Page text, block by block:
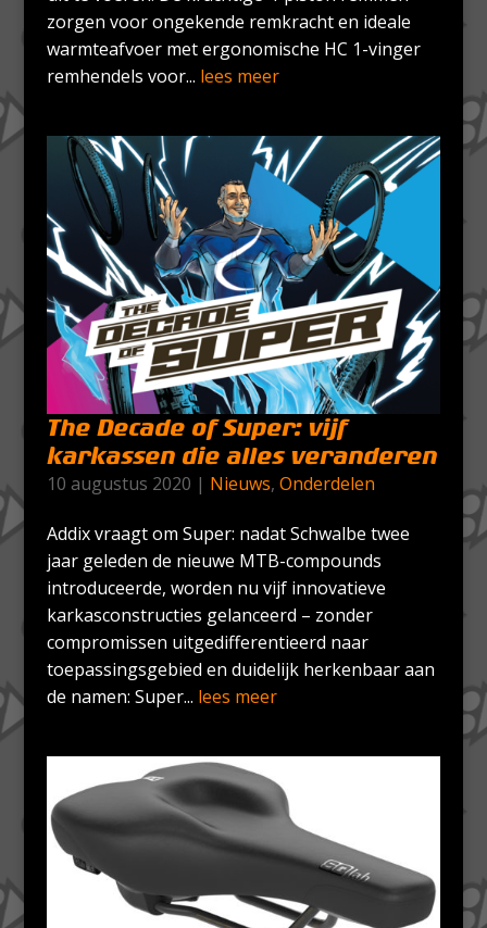
zorgen voor ongekende remkracht en ideale
warmteafvoer met ergonomische HC 1-vinger
remhendels voor... lees meer
The Decade of Super: vijf
karkassen die alles veranderen
10 augustus 2020 | Nieuws, Onderdelen
Addix vraagt om Super: nadat Schwalbe twee
jaar geleden de nieuwe MTB-compounds
introduceerde, worden nu vijf innovatieve
karkasconstructies gelanceerd – zonder
compromissen uitgedifferentieerd naar
toepassingsgebied en duidelijk herkenbaar aan
de namen: Super... lees meer